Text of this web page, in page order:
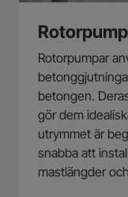
Rotorpump
Rotorpumpar
betongen.
gör dem
utrymmet är
snabba att
mastlängder